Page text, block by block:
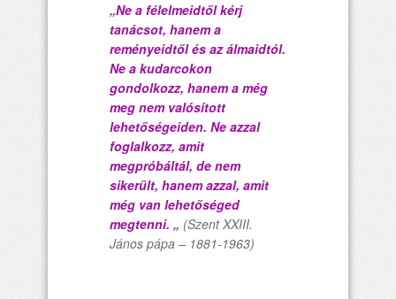
„Ne a félelmeidtől kérj
tanácsot, hanem a
reményeidtől és az álmaidtól.
Ne a kudarcokon
gondolkozz, hanem a még
meg nem valósított
lehetőségeiden. Ne azzal
foglalkozz, amit
megpróbáltál, de nem
sikerült, hanem azzal, amit
még van lehetőséged
megtenni. „ (Szent XXIII.
János pápa – 1881-1963)